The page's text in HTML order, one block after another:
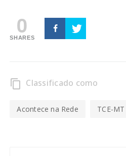
0
SHARES
content_copy Classificado como
Acontece na Rede TCE-MT